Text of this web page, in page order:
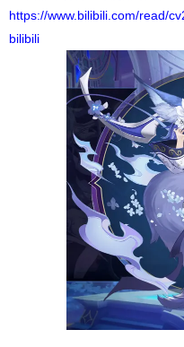
https://www.bilibili.com/read/
bilibili